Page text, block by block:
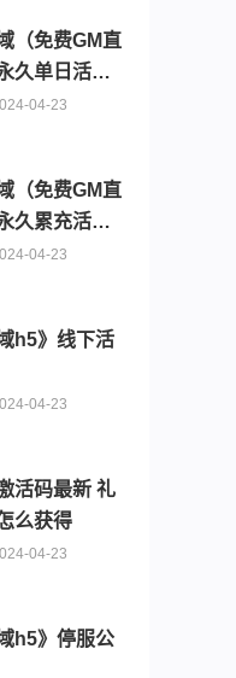
折修仙游戏排行榜推荐
（免费GM直
久单日活动
04-23
（免费GM直
久累充活动
04-23
h5》线下活
04-23
活码最新 礼
么获得
04-23
h5》停服公